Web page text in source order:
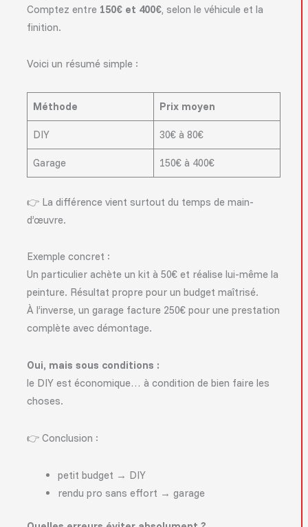
Comptez entre 150€ et 400€, selon le véhicule et la
finition.
Voici un résumé simple :
Méthode Prix moyen
DIY 30€ à 80€
Garage 150€ à 400€
👉 La différence vient surtout du temps de main-
d’œuvre.
Exemple concret :
Un particulier achète un kit à 50€ et réalise lui-même la
peinture. Résultat propre pour un budget maîtrisé.
À l’inverse, un garage facture 250€ pour une prestation
complète avec démontage.
Oui, mais sous conditions :
le DIY est économique… à condition de bien faire les
choses.
👉 Conclusion :
petit budget → DIY
rendu pro sans effort → garage